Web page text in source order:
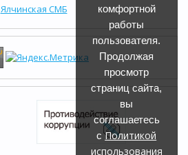
Ялчинская СМБ
комфортной
работы
пользователя.
Продолжая
просмотр
страниц сайта,
вы
соглашаетесь
сПолитикой
использования